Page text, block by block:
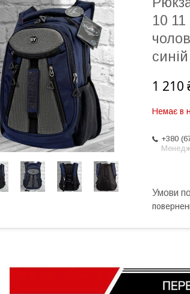
10
синій
1 210
Немає в
+380